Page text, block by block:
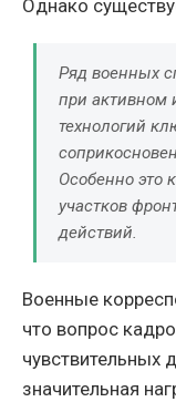
Однако
Ряд военных
при активном
технологий
Особенно это
участков
действий.
Военные
что вопрос
чувствительных
значительная